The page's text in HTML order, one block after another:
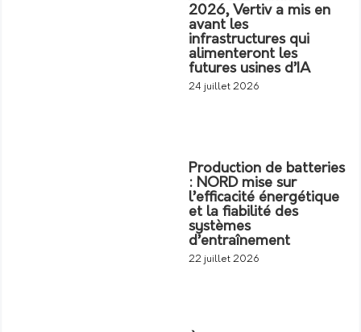
2026, Vertiv a mis en
avant les
infrastructures qui
alimenteront les
futures usines d’IA
24 juillet 2026
Production de batteries
: NORD mise sur
l’efficacité énergétique
et la fiabilité des
systèmes
d’entraînement
22 juillet 2026